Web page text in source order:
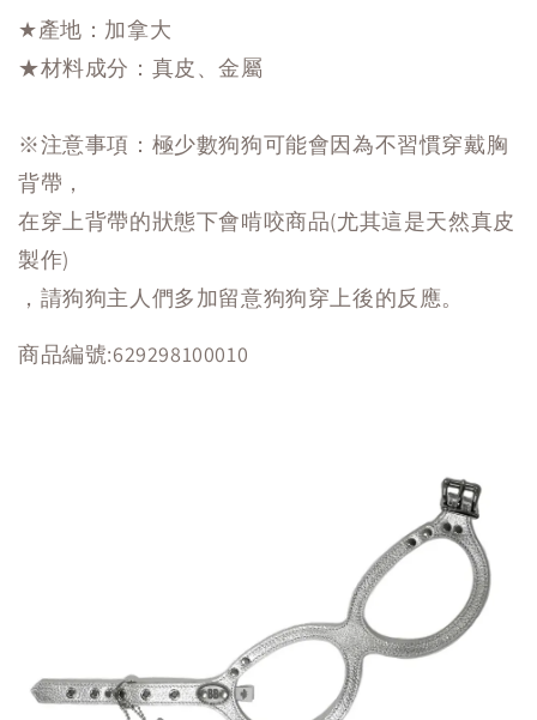
★產地：加拿大
★材料成分：真皮、金屬
※注意事項：極少數狗狗可能會因為不習慣穿戴胸
背帶，
在穿上背帶的狀態下會啃咬商品(尤其這是天然真皮
製作)
，請狗狗主人們多加留意狗狗穿上後的反應。
商品編號:629298100010